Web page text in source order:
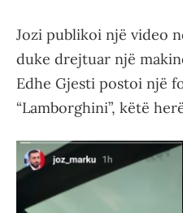
Jozi publikoi një video
duke drejtuar një
Edhe Gjesti postoi një
“Lamborghini”, këtë